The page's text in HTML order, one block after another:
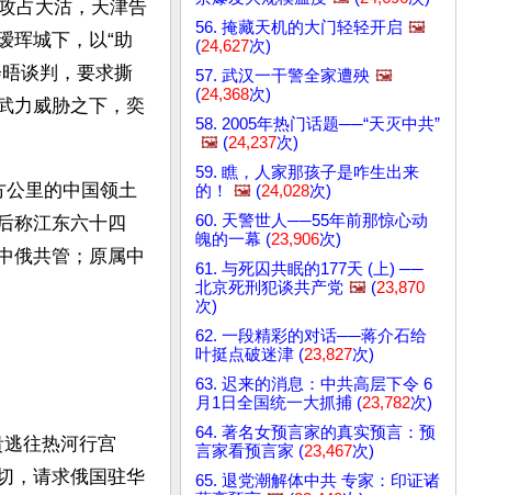
占大沽，天津告
珲城下，以“助
谈判，要求撕
力威胁之下，奕
公里的中国领土
称江东六十四
俄共管；原属中
往热河行宫
，请求俄国驻华
56. 掩藏天机的大门轻轻开启 🖼️
(24,627次)
57. 武汉一干警全家遭殃 🖼️
(24,368次)
58. 2005年热门话题──“天灭中共”
🖼️ (24,237次)
59. 瞧，人家那孩子是咋生出来
的！
🖼️ (24,028次)
60. 天警世人──55年前那惊心动
魄的一幕 (23,906次)
61. 与死囚共眠的177天 (上) ──
北京死刑犯谈共产党 🖼️ (23,870
次)
62. 一段精彩的对话──蒋介石给
叶挺点破迷津 (23,827次)
63. 迟来的消息：中共高层下令 6
月1日全国统一大抓捕 (23,782次)
64. 著名女预言家的真实预言：预
言家看预言家 (23,467次)
65. 退党潮解体中共 专家：印证诸